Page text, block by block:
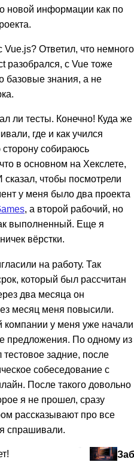
новой информации как по
Ответил, что немного
разобрался, с Vue тоже
базовые знания, а не
ли тесты. Конечно! Куда же
где и как учился
собираюсь
в основном на Хекслете,
сказал, чтобы посмотрели
у меня было два проекта
, а второй рабочий, но
выполненный. Еще я
вёрстки.
на работу. Так
который был рассчитан
два месяца он
месяц меня повысили.
компании у меня уже начали
предложения. По одному из
задние, после
собеседование с
После такого довольно
я не прошел, сразу
рассказывают про все
спрашивали.